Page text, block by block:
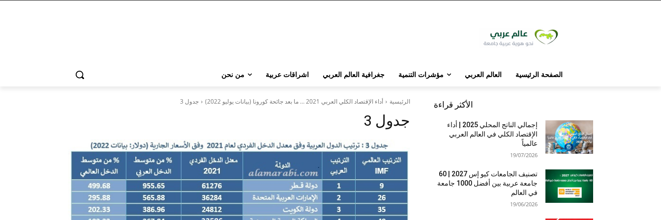
الصفحة الرئيسية العالم العربي مؤشرات التنمية جغرافية العالم العربي اشراقات عربية من نحن
الرئيسية أداء الإقتصاد الكلي العربي 2021 … ما بعد جائحة كورونا (بيانات يوليو 2022) جدول 3
جدول 3
الأكثر قراءة
إجمالي الناتج المحلي 2025 | أداء
الإقتصاد الكلي في العالم العربي
عالمياً
19/07/2026
تصنيف الجامعات كيو إس 2027 | 60
جامعة عربية بين أفضل 1000 جامعة
في العالم
19/06/2026